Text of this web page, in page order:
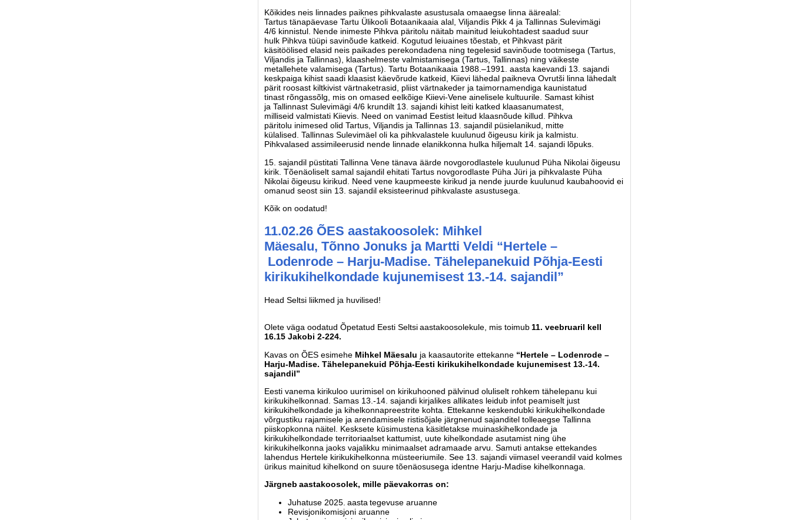
Kõikides neis linnades paiknes pihkvalaste asustusala omaaegse linna äärealal:
Tartus tänapäevase Tartu Ülikooli Botaanikaaia alal, Viljandis Pikk 4 ja Tallinnas Sulevimägi
4/6 kinnistul. Nende inimeste Pihkva päritolu näitab mainitud leiukohtadest saadud suur
hulk Pihkva tüüpi savinõude katkeid. Kogutud leiuaines tõestab, et Pihkvast pärit
käsitöölised elasid neis paikades perekondadena ning tegelesid savinõude tootmisega (Tartus,
Viljandis ja Tallinnas), klaashelmeste valmistamisega (Tartus, Tallinnas) ning väikeste
metallehete valamisega (Tartus). Tartu Botaanikaaia 1988.–1991. aasta kaevandi 13. sajandi
keskpaiga kihist saadi klaasist käevõrude katkeid, Kiievi lähedal paikneva Ovrutši linna lähedalt
pärit roosast kiltkivist värtnaketrasid, pliist värtnakeder ja taimornamendiga kaunistatud
tinast rõngassõlg, mis on omased eelkõige Kiievi-Vene ainelisele kultuurile. Samast kihist
ja Tallinnast Sulevimägi 4/6 krundilt 13. sajandi kihist leiti katked klaasanumatest,
milliseid valmistati Kiievis. Need on vanimad Eestist leitud klaasnõude killud. Pihkva
päritolu inimesed olid Tartus, Viljandis ja Tallinnas 13. sajandil püsielanikud, mitte
külalised. Tallinnas Sulevimäel oli ka pihkvalastele kuulunud õigeusu kirik ja kalmistu.
Pihkvalased assimileerusid nende linnade elanikkonna hulka hiljemalt 14. sajandi lõpuks.
15. sajandil püstitati Tallinna Vene tänava äärde novgorodlastele kuulunud Püha Nikolai õigeusu
kirik. Tõenäoliselt samal sajandil ehitati Tartus novgorodlaste Püha Jüri ja pihkvalaste Püha
Nikolai õigeusu kirikud. Need vene kaupmeeste kirikud ja nende juurde kuulunud kaubahoovid ei
omanud seost siin 13. sajandil eksisteerinud pihkvalaste asustusega.
Kõik on oodatud!
11.02.26 ÕES aastakoosolek: Mihkel
Mäesalu, Tõnno Jonuks ja Martti Veldi “Hertele –
Lodenrode – Harju-Madise. Tähelepanekuid Põhja-Eesti
kirikukihelkondade kujunemisest 13.-14. sajandil”
Head Seltsi liikmed ja huvilised!
Olete väga oodatud Õpetatud Eesti Seltsi aastakoosolekule, mis toimub11. veebruaril kell
16.15 Jakobi 2-224.
Kavas on ÕES esimehe Mihkel Mäesalu ja kaasautorite ettekanne “Hertele – Lodenrode –
Harju-Madise. Tähelepanekuid Põhja-Eesti kirikukihelkondade kujunemisest 13.-14.
sajandil”
Eesti vanema kirikuloo uurimisel on kirikuhooned pälvinud oluliselt rohkem tähelepanu kui
kirikukihelkonnad. Samas 13.-14. sajandi kirjalikes allikates leidub infot peamiselt just
kirikukihelkondade ja kihelkonnapreestrite kohta. Ettekanne keskendubki kirikukihelkondade
võrgustiku rajamisele ja arendamisele ristisõjale järgnenud sajanditel tolleaegse Tallinna
piiskopkonna näitel. Kesksete küsimustena käsitletakse muinaskihelkondade ja
kirikukihelkondade territoriaalset kattumist, uute kihelkondade asutamist ning ühe
kirikukihelkonna jaoks vajalikku minimaalset adramaade arvu. Samuti antakse ettekandes
lahendus Hertele kirikukihelkonna müsteeriumile. See 13. sajandi viimasel veerandil vaid kolmes
ürikus mainitud kihelkond on suure tõenäosusega identne Harju-Madise kihelkonnaga.
Järgneb aastakoosolek, mille päevakorras on:
Juhatuse 2025. aasta tegevuse aruanne
Revisjonikomisjoni aruanne